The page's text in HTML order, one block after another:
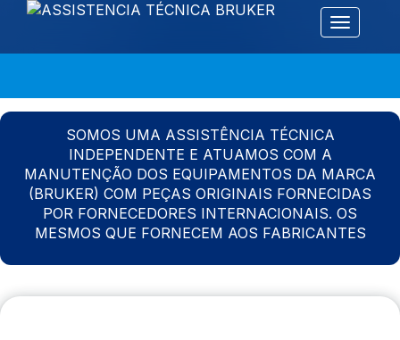
Alternar
SOMOS UMA ASSISTÊNCIA TÉCNICA
INDEPENDENTE E ATUAMOS COM A
MANUTENÇÃO DOS EQUIPAMENTOS DA MARCA
(BRUKER) COM PEÇAS ORIGINAIS FORNECIDAS
POR FORNECEDORES INTERNACIONAIS. OS
MESMOS QUE FORNECEM AOS FABRICANTES